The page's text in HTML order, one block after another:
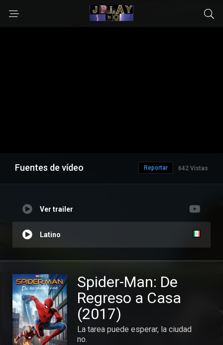
Fuentes de vídeo 642 Vistas
Reportar
Ver trailer
Latino
Spider-Man: De
Regreso a Casa
(2017)
La tarea puede esperar, la ciudad
no.